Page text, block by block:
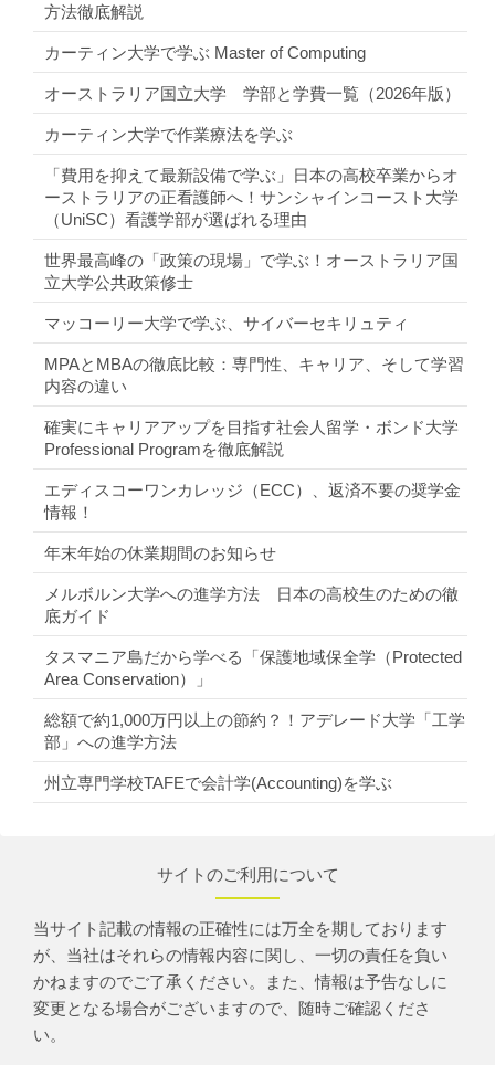
方法徹底解説
カーティン大学で学ぶ Master of Computing
オーストラリア国立大学 学部と学費一覧（2026年版）
カーティン大学で作業療法を学ぶ
「費用を抑えて最新設備で学ぶ」日本の高校卒業からオ
ーストラリアの正看護師へ！サンシャインコースト大学
（UniSC）看護学部が選ばれる理由
世界最高峰の「政策の現場」で学ぶ！オーストラリア国
立大学公共政策修士
マッコーリー大学で学ぶ、サイバーセキリュティ
MPAとMBAの徹底比較：専門性、キャリア、そして学習
内容の違い
確実にキャリアアップを目指す社会人留学・ボンド大学
Professional Programを徹底解説
エディスコーワンカレッジ（ECC）、返済不要の奨学金
情報！
年末年始の休業期間のお知らせ
メルボルン大学への進学方法 日本の高校生のための徹
底ガイド
タスマニア島だから学べる「保護地域保全学（Protected
Area Conservation）」
総額で約1,000万円以上の節約？！アデレード大学「工学
部」への進学方法
州立専門学校TAFEで会計学(Accounting)を学ぶ
サイトのご利用について
当サイト記載の情報の正確性には万全を期しております
が、当社はそれらの情報内容に関し、一切の責任を負い
かねますのでご了承ください。また、情報は予告なしに
変更となる場合がございますので、随時ご確認くださ
い。